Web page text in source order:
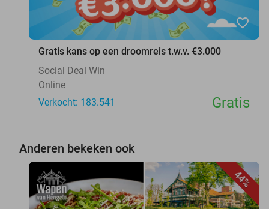
favorite_border
Gratis kans op een droomreis t.w.v. €3.000
Social Deal Win
Online
Verkocht: 183.541
Gratis
Anderen bekeken ook
44%